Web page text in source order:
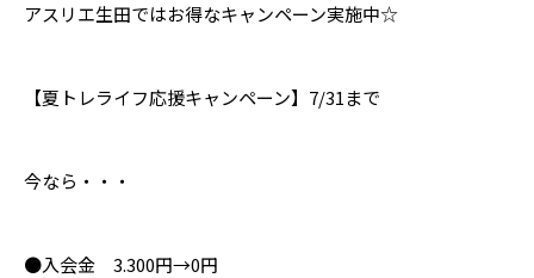
アスリエ生田ではお得なキャンペーン実施中☆
【夏トレライフ応援キャンペーン】7/31まで
今なら・・・
●入会金 3.300円→0円